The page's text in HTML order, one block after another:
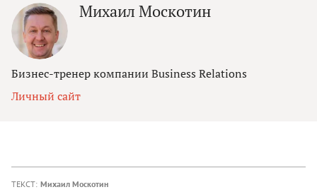
Михаил Москотин
Бизнес-тренер компании Business Relations
Личный сайт
ТЕКСТ: Михаил Москотин